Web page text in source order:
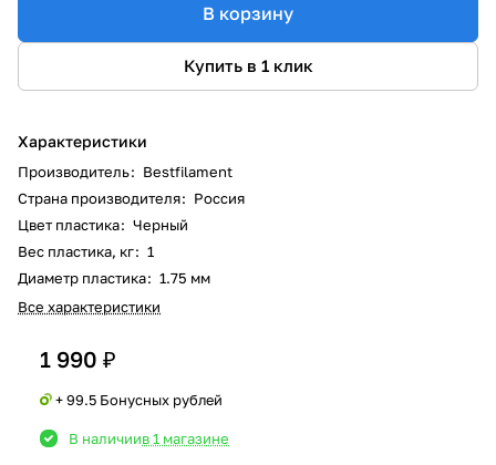
В корзину
Купить в 1 клик
Характеристики
Производитель: Bestfilament
Страна производителя: Россия
Цвет пластика: Черный
Вес пластика, кг: 1
Диаметр пластика: 1.75 мм
Все характеристики
1 990 ₽
+ 99.5 Бонусных рублей
В наличиив 1 магазине